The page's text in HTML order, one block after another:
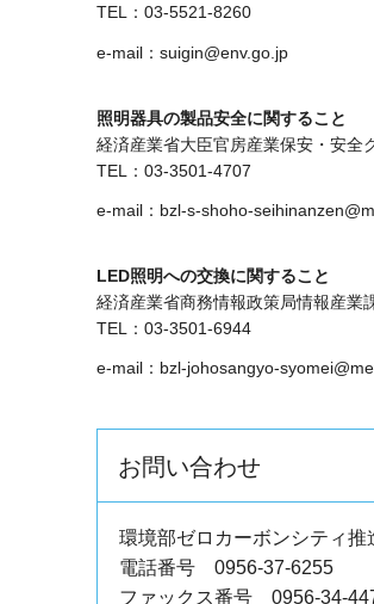
TEL：03-5521-8260
e-mail：suigin@env.go.jp
照明器具の製品安全に関すること
経済産業省大臣官房産業保安・安全
TEL：03-3501-4707
e-mail：bzl-s-shoho-
LED照明への交換に関すること
経済産業省商務情報政策局情報産業
TEL：03-3501-6944
e-mail：bzl-johosangyo-
お問い合わせ
環境部ゼロカーボンシティ推
電話番号 0956-37-6255
ファックス番号 0956-34-